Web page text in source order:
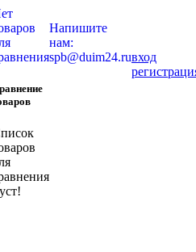
Напишите
нам:
spb@duim24.ruвход